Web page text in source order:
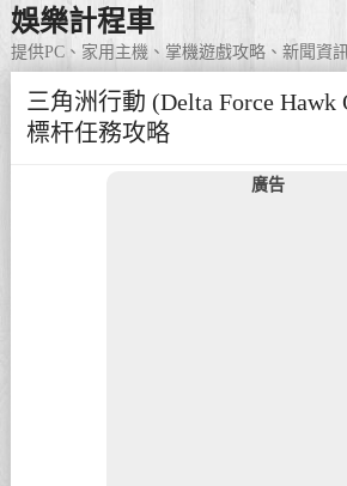
娛樂計程車
提供PC、家用主機、掌機遊戲攻略、新聞資
三角洲行動 (Delta Force Hawk
標杆任務攻略
廣告